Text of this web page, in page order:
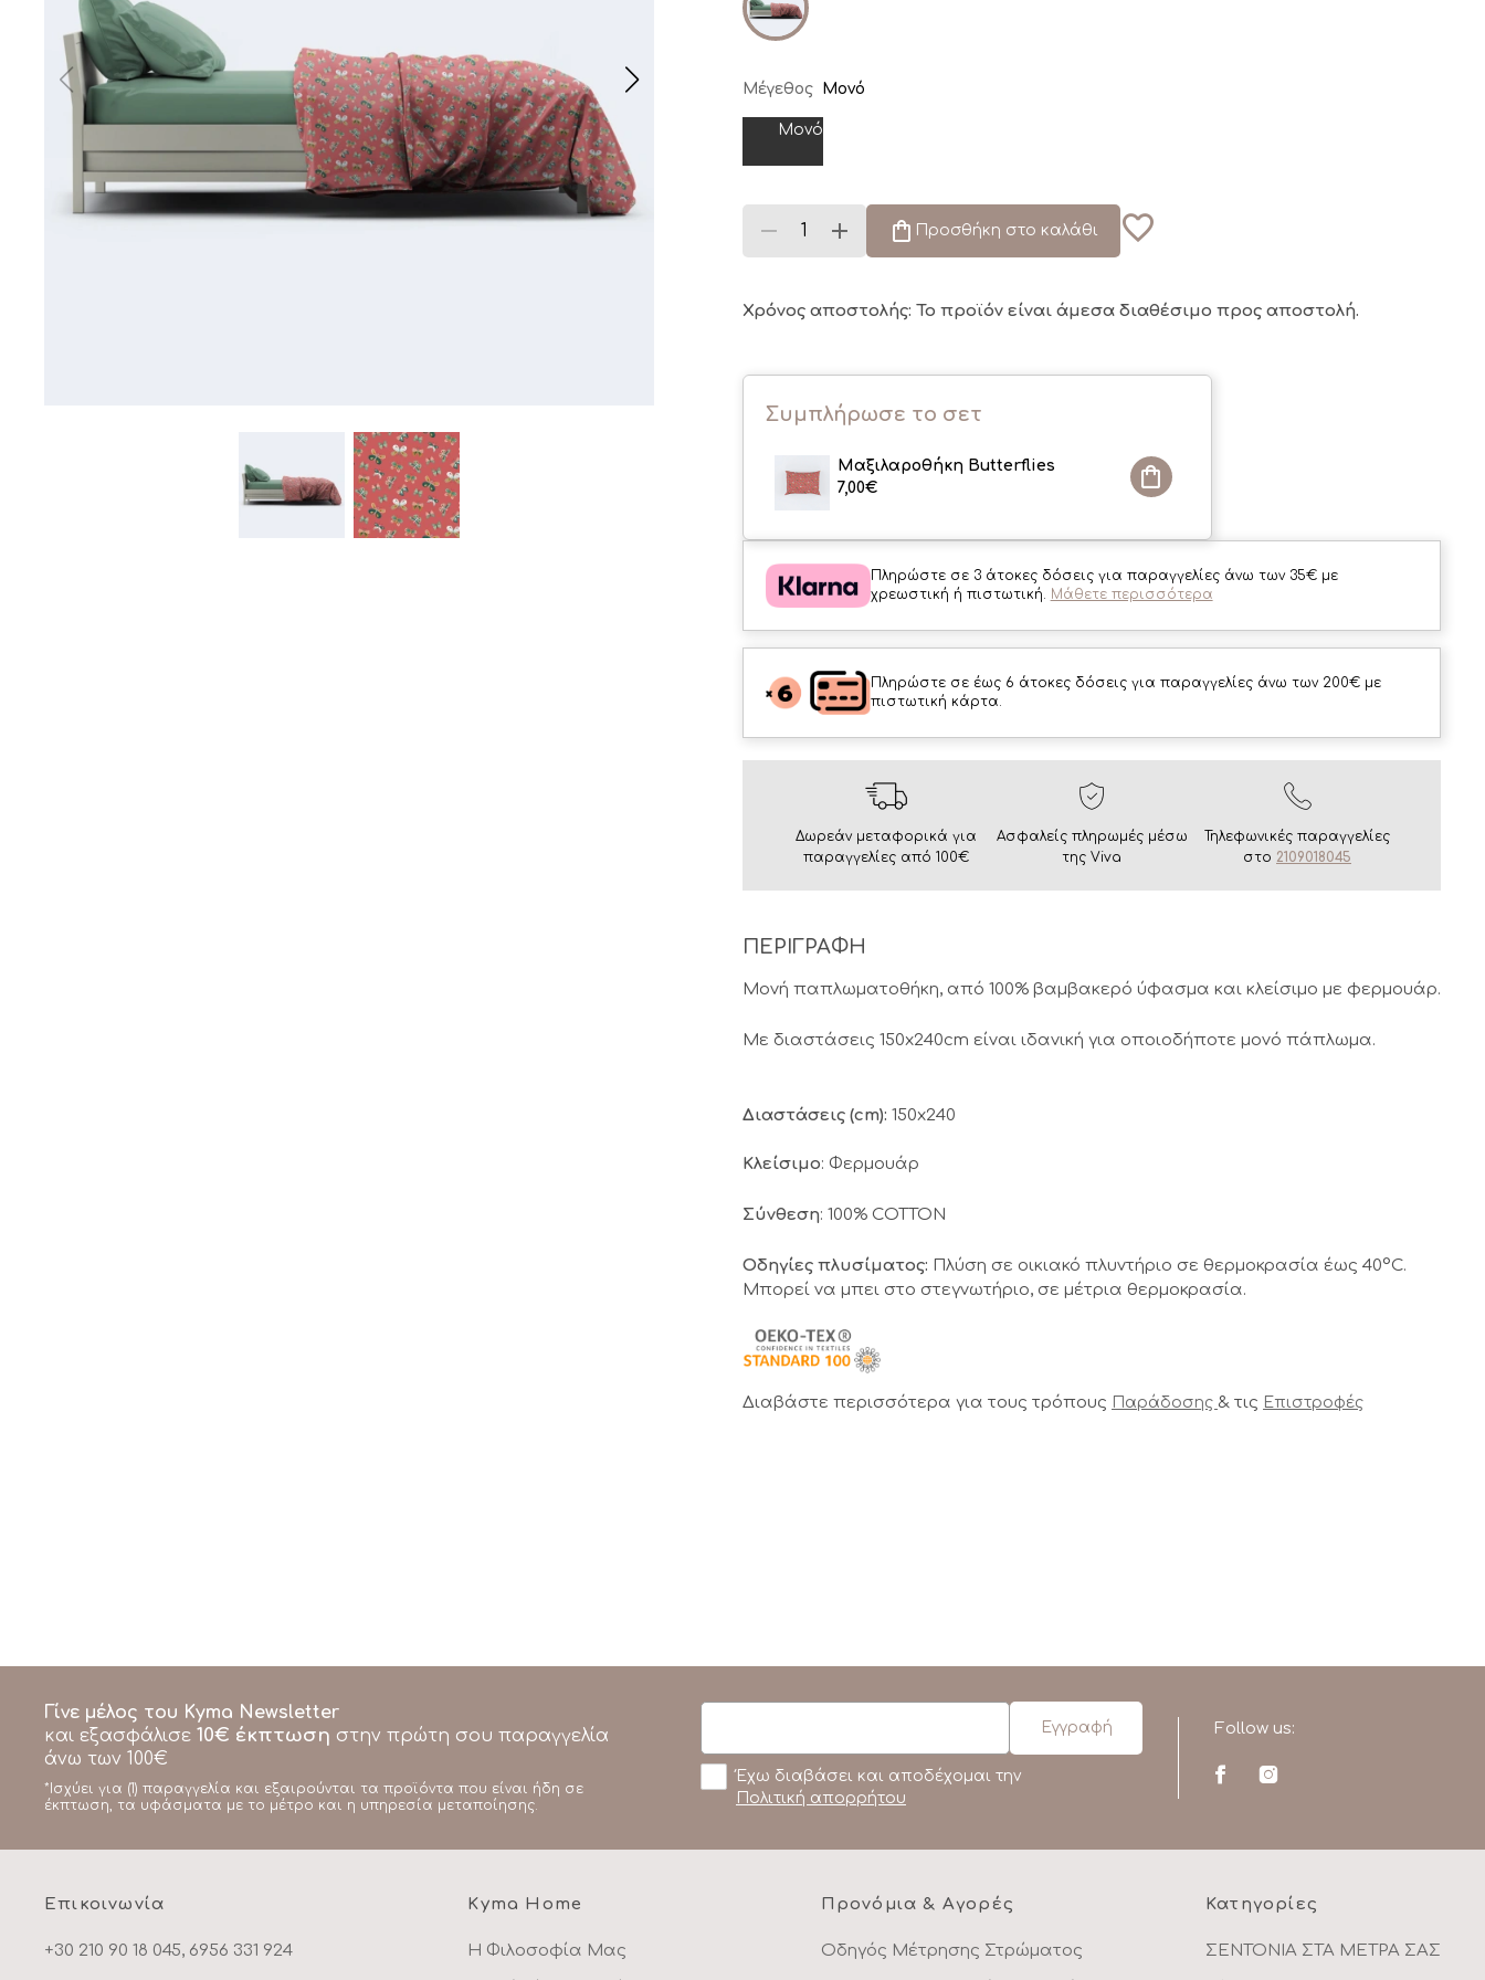
Μέγεθος Μονό
Μονό
Προσθήκη στο καλάθι
Χρόνος αποστολής: Το προϊόν είναι άμεσα διαθέσιμο προς αποστολή.
Συμπλήρωσε το σετ
Μαξιλαροθήκη Butterflies
7,00€
Πληρώστε σε 3 άτοκες δόσεις για παραγγελίες άνω των 35€ με
χρεωστική ή πιστωτική. Μάθετε περισσότερα
Πληρώστε σε έως 6 άτοκες δόσεις για παραγγελίες άνω των 200€ με
πιστωτική κάρτα.
Δωρεάν μεταφορικά για
παραγγελίες από 100€
Ασφαλείς πληρωμές μέσω
της Viva
Τηλεφωνικές παραγγελίες
στο 2109018045
ΠΕΡΙΓΡΑΦΗ
Μονή παπλωματοθήκη, από 100% βαμβακερό ύφασμα και κλείσιμο με φερμουάρ.
Με διαστάσεις 150x240cm είναι ιδανική για οποιοδήποτε μονό πάπλωμα.
Διαστάσεις (cm): 150x240
Κλείσιμο: Φερμουάρ
Σύνθεση: 100% COTTON
Οδηγίες πλυσίματος: Πλύση σε οικιακό πλυντήριο σε θερμοκρασία έως 40°C.
Μπορεί να μπει στο στεγνωτήριο, σε μέτρια θερμοκρασία.
Διαβάστε περισσότερα για τους τρόπους Παράδοσης & τις Επιστροφές
Γίνε μέλος του Kyma Newsletter
και εξασφάλισε 10€ έκπτωση στην πρώτη σου παραγγελία
άνω των 100€
*Ισχύει για (1) παραγγελία και εξαιρούνται τα προϊόντα που είναι ήδη σε
έκπτωση, τα υφάσματα με το μέτρο και η υπηρεσία μεταποίησης.
Έχω διαβάσει και αποδέχομαι την
Πολιτική απορρήτου
Follow us:
Επικοινωνία
+30 210 90 18 045, 6956 331 924
Kyma Home
Η Φιλοσοφία Μας
Προνόμια & Αγορές
Οδηγός Μέτρησης Στρώματος
Κατηγορίες
ΣΕΝΤΟΝΙΑ ΣΤΑ ΜΕΤΡΑ ΣΑΣ